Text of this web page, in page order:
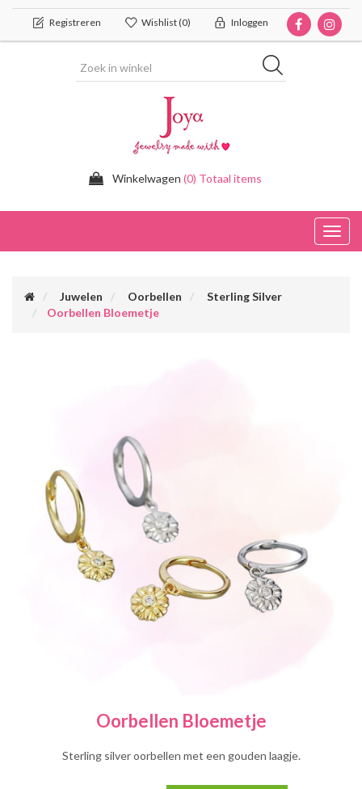
Registreren Wishlist(0) Inloggen
Winkelwagen (0) Totaal items
Juwelen Oorbellen
Sterling Silver
Oorbellen Bloemetje
Oorbellen Bloemetje
Sterling silver oorbellen met een gouden laagje.